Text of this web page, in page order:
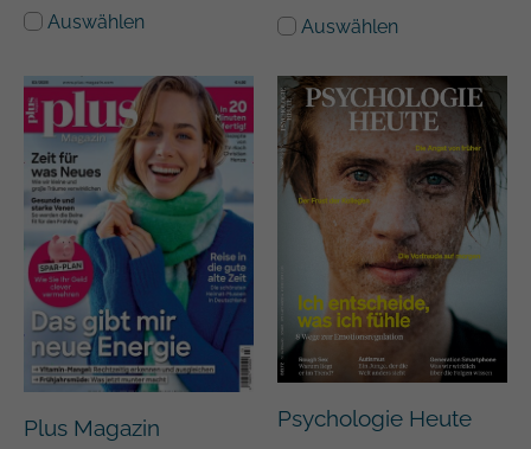
Auswählen Auswählen
Plus Magazin Psychologie Heute